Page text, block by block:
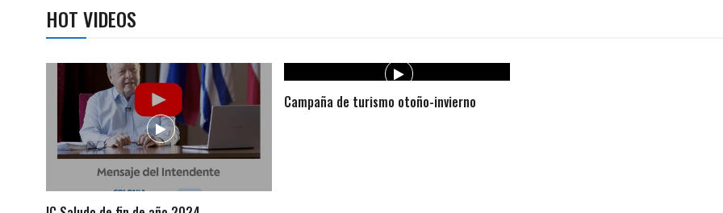
HOT VIDEOS
Campaña de turismo otoño-invierno